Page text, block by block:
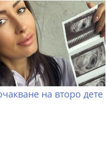
на второ дете